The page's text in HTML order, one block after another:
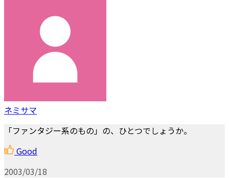
ネミサマ
「ファンタジー系のもの」の、ひとつでしょうか。
Good
2003/03/18